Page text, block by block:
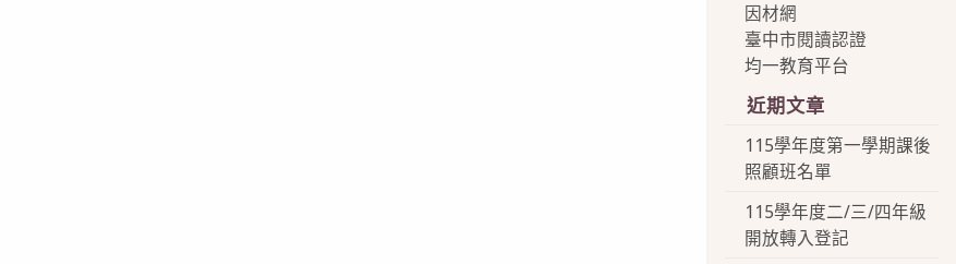
因材網
臺中市閱讀認證
均一教育平台
近期文章
115學年度第一學期課後
照顧班名單
115學年度二/三/四年級
開放轉入登記